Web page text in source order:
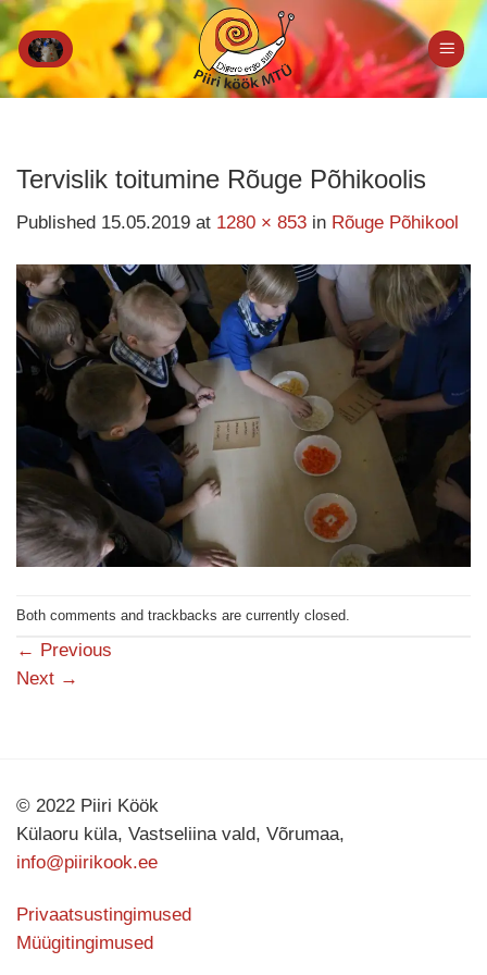
Skip
to
content
Tervislik toitumine Rõuge Põhikoolis
Published 15.05.2019 at 1280 × 853 in Rõuge Põhikool
Both comments and trackbacks are currently closed.
← Previous
Next →
© 2022 Piiri Köök
Külaoru küla, Vastseliina vald, Võrumaa,
info@piirikook.ee
Privaatsustingimused
Müügitingimused